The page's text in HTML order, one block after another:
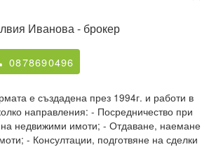
Иванова- брокер
0878690496
е създадена през 1994г. и работи в
направления: - Посредничество при
недвижими имоти; - Отдаване, наемане
- Консултации, подготвяне на сделки